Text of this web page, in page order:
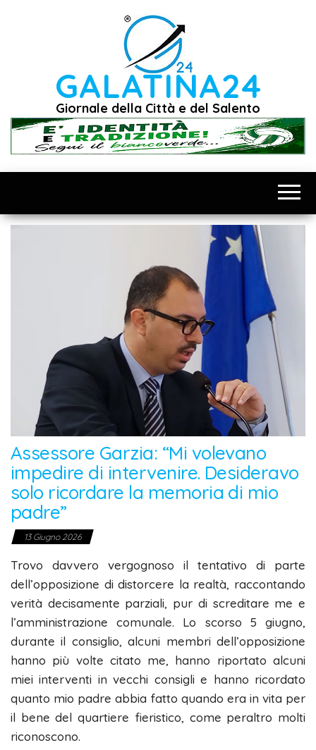
GALATINA24
Giornale della Città e del Salento
Assessore Garzia: “Mi volevano
impedire di intervenire. Desideravo
solo ricordare la memoria di mio
padre”
13 Giugno 2026
Trovo davvero vergognoso il tentativo di parte
dell’opposizione di distorcere la realtà, raccontando
verità decisamente parziali, pur di screditare me e
l’amministrazione comunale. Lo scorso 5 giugno,
durante il consiglio, alcuni membri dell’opposizione
hanno più volte citato me, hanno riportato alcuni
miei interventi in vecchi consigli e hanno ricordato
quanto mio padre abbia fatto quando era in vita per
il bene del quartiere fieristico, come peraltro molti
riconoscono.